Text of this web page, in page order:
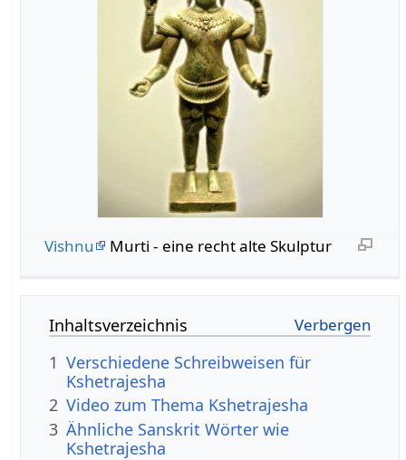
Vishnu Murti - eine recht alte Skulptur
Inhaltsverzeichnis
1 Verschiedene Schreibweisen für
Kshetrajesha
2 Video zum Thema Kshetrajesha
3 Ähnliche Sanskrit Wörter wie
Kshetrajesha